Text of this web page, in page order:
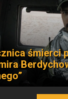
śmierci